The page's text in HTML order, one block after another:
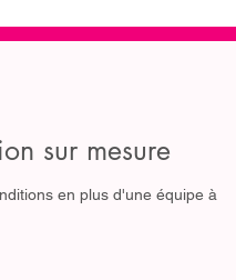
sur mesure
en plus d'une équipe à